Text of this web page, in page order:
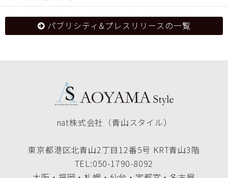
パブリシティ&プレスリリースの一覧
nat株式会社（青山スタイル）
東京都港区北青山2丁目12番5号 KRT青山3階
TEL:050-1790-8092